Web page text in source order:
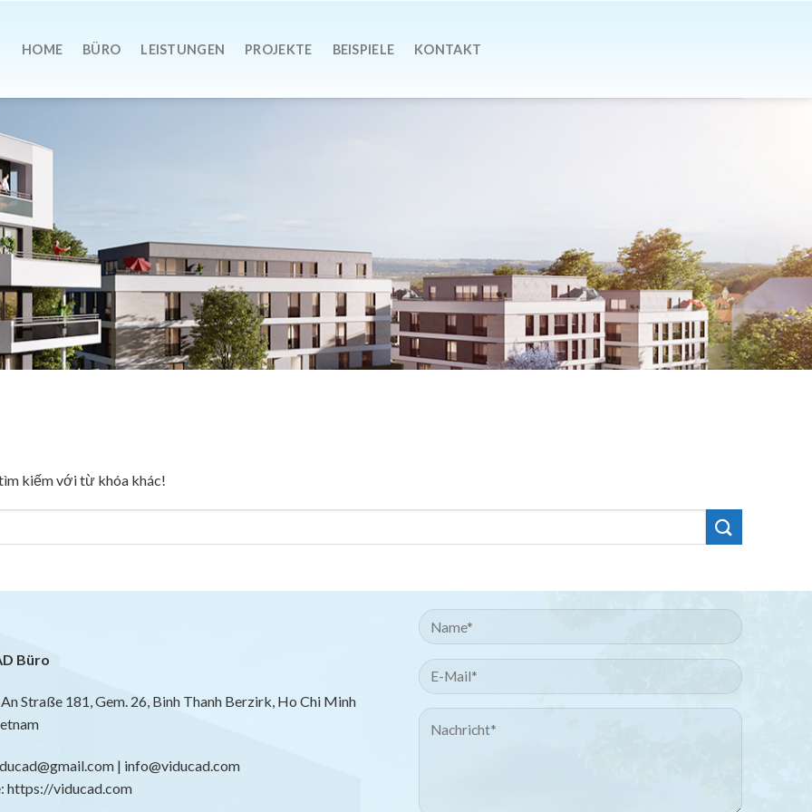
HOME BÜRO LEISTUNGEN PROJEKTE BEISPIELE KONTAKT
kiếm với từ khóa khác!
Büro
An Straße 181, Gem. 26, Binh Thanh Berzirk, Ho Chi Minh
| info@viducad.com
https://viducad.com